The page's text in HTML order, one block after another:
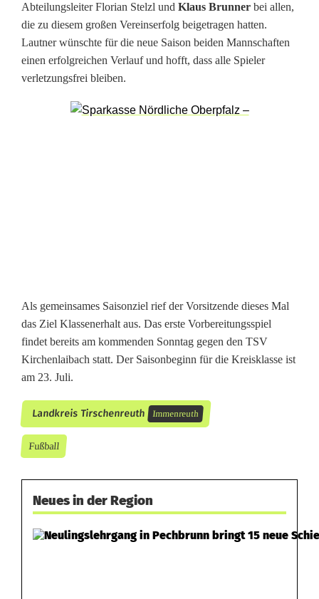
Abteilungsleiter Florian Stelzl und Klaus Brunner bei allen,
die zu diesem großen Vereinserfolg beigetragen hatten.
Lautner wünschte für die neue Saison beiden Mannschaften
einen erfolgreichen Verlauf und hofft, dass alle Spieler
verletzungsfrei bleiben.
Als gemeinsames Saisonziel rief der Vorsitzende dieses Mal
das Ziel Klassenerhalt aus. Das erste Vorbereitungsspiel
findet bereits am kommenden Sonntag gegen den TSV
Kirchenlaibach statt. Der Saisonbeginn für die Kreisklasse ist
am 23. Juli.
Landkreis Tirschenreuth Immenreuth
Fußball
Neues in der Region